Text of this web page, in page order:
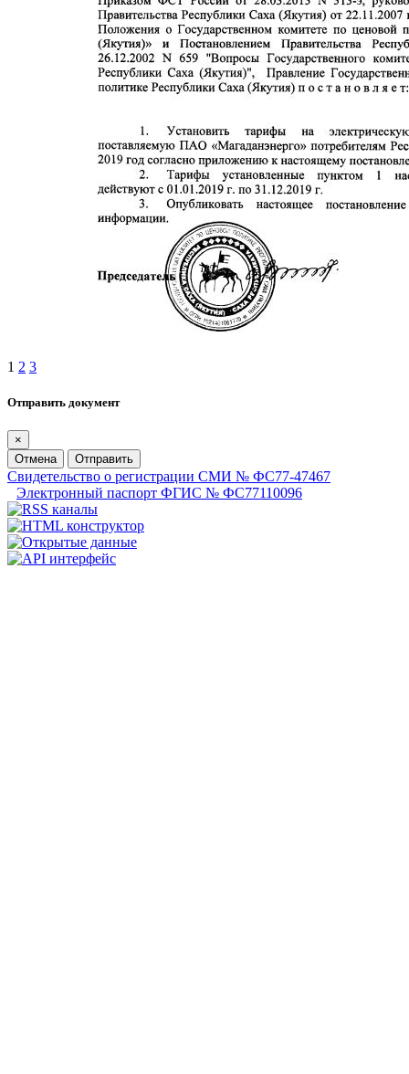
1 2 3
Отправить документ
×
Отмена
Отправить
Свидетельство о регистрации СМИ № ФС77-47467
Электронный паспорт ФГИС № ФС77110096